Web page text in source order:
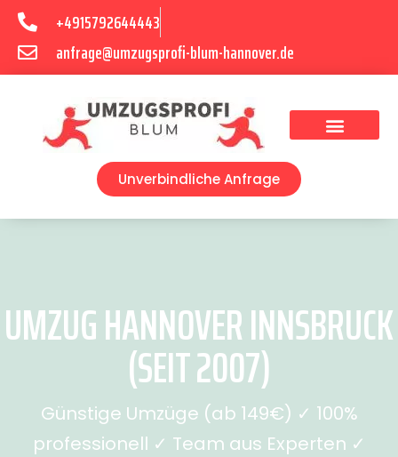
+4915792644443
anfrage@umzugsprofi-blum-hannover.de
Unverbindliche Anfrage
UMZUG HANNOVER INNSBRUCK
(SEIT 2007)
Günstige Umzüge (ab 149€) ✓ 100%
professionell ✓ Team aus Experten ✓